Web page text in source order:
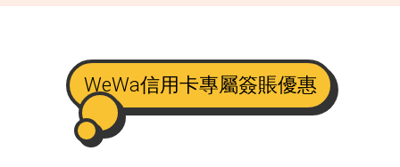
WeWa信用卡專屬簽賬優惠